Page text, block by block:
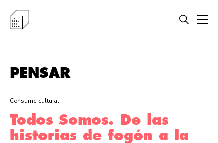
PENSAR
Consumo cultural
Todos Somos. De las
historias de fogón a la